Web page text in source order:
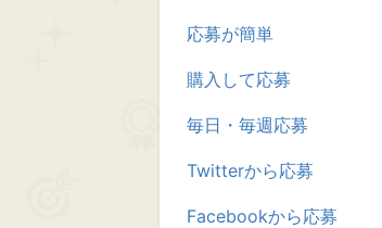
応募が簡単
購入して応募
毎日・毎週応募
Twitterから応募
Facebookから応募